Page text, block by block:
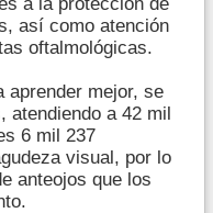
así como atención
oftalmológicas.
aprender mejor, se
atendiendo a 42 mil
6 mil 237
visual, por lo
anteojos que los